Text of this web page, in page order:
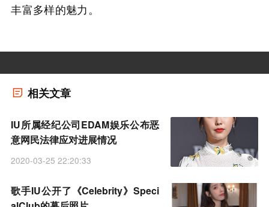
丰富多样的魅力。
相关文章
IU所属经纪公司EDAM娱乐公布恶
意网民法律应对进展情况
2020-03-25 22:20:33
歌手IU公开了《Celebrity》Speci